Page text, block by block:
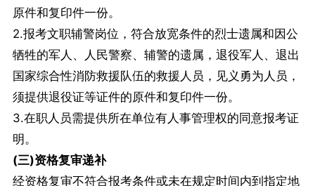
原件和复印件一份。
2.报考文职辅警岗位，符合放宽条件的烈士遗属和因公
牺牲的军人、人民警察、辅警的遗属，退役军人、退出
国家综合性消防救援队伍的救援人员，见义勇为人员，
须提供退役证等证件的原件和复印件一份。
3.在职人员需提供所在单位有人事管理权的同意报考证
明。
(三)资格复审递补
经资格复审不符合报考条件或未在规定时间内到指定地